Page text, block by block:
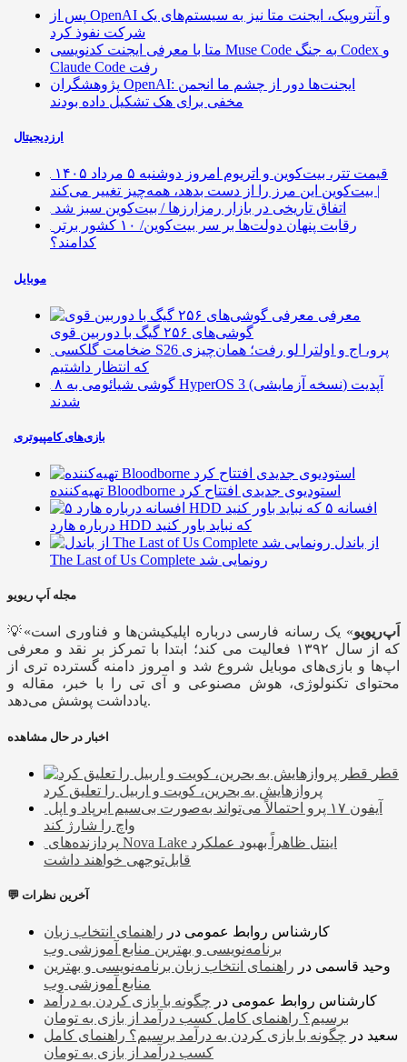
پس از OpenAI و آنتروپیک، ایجنت متا نیز به سیستم‌های یک
شرکت نفوذ کرد
متا با معرفی ایجنت کدنویسی Muse Code به جنگ Codex و
Claude Code رفت
پژوهشگران OpenAI: ایجنت‌ها دور از چشم ما انجمن
مخفی برای هک تشکیل داده بودند
ارزدیجیتال
قیمت تتر، بیت‌کوین و اتریوم امروز دوشنبه ۵ مرداد ۱۴۰۵
| بیت‌کوین این مرز را از دست بدهد، همه‌چیز تغییر می‌کند
اتفاق تاریخی در بازار رمزارزها / بیت‌کوین سبز شد
رقابت پنهان دولت‌ها بر سر بیت‌کوین/ ۱۰ کشور برتر
کدامند؟
موبایل
معرفی
گوشی‌های ۲۵۶ گیگ با دوربین قوی
ضخامت گلکسی S26 پرو، اج و اولترا لو رفت؛ همان‌چیزی
که انتظار داشتیم
۸ گوشی شیائومی به HyperOS 3 (نسخه آزمایشی) آپدیت
شدند
بازی‌های کامپیوتری
تهیه‌کننده Bloodborne استودیوی جدیدی افتتاح کرد
۵ افسانه
درباره هارد HDD که نباید باور کنید
از باندل
The Last of Us Complete رونمایی شد
مجله اَپ ریویو
💡« اَپ‌ریویو» یک رسانه فارسی درباره اپلیکیشن‌ها و فناوری است
که از سال ۱۳۹۲ فعالیت می کند؛ ابتدا با تمرکز بر نقد و معرفی
اپ‌ها و بازی‌های موبایل شروع شد و امروز دامنه گسترده تری از
محتوای تکنولوژی، هوش مصنوعی و آی تی را با خبر، مقاله و
یادداشت پوشش می‌دهد.
اخبار در حال مشاهده
قطر
پروازهایش به بحرین، کویت و اربیل را تعلیق کرد
آیفون ۱۷ پرو احتمالاً می‌تواند به‌صورت بی‌سیم ایرپاد و اپل
واچ را شارژ کند
پردازنده‌های Nova Lake اینتل ظاهراً بهبود عملکرد
قابل‌توجهی خواهند داشت
💬 آخرین نظرات
کارشناس روابط عمومی در راهنمای انتخاب زبان
برنامه‌نویسی و بهترین منابع آموزشی وب
وحید قاسمی در راهنمای انتخاب زبان برنامه‌نویسی و بهترین
منابع آموزشی وب
کارشناس روابط عمومی در چگونه با بازی کردن به درآمد
برسیم؟ راهنمای کامل کسب درآمد از بازی به تومان
سعید در چگونه با بازی کردن به درآمد برسیم؟ راهنمای کامل
کسب درآمد از بازی به تومان